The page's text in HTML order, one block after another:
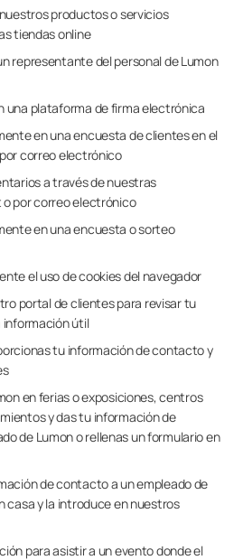
productos o servicios
tiendas online
representante del personal de Lumon
una plataforma de firma electrónica
en una encuesta de clientes en el
correo electrónico
a través de nuestras
por correo electrónico
en una encuesta o sorteo
el uso de cookies del navegador
portal de clientes para revisar tu
información útil
tu información de contacto y
en ferias o exposiciones, centros
y das tu información de
de Lumon o rellenas un formulario en
de contacto a un empleado de
casa y la introduce en nuestros
para asistir a un evento donde el